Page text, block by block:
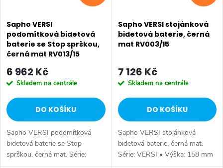
Sapho VERSI
podomítková bidetová
baterie se Stop sprškou,
černá mat RV013/15
6 962 Kč
Skladem na centrále
DO KOŠÍKU
Sapho VERSI podomítková
bidetová baterie se Stop
sprškou, černá mat. Série:
VERSI • Šířka: 114 mm •
Sapho VERSI stojánková
bidetová baterie, černá
mat RV003/15
7 126 Kč
Skladem na centrále
DO KOŠÍKU
Sapho VERSI stojánková
bidetová baterie, černá mat.
Série: VERSI • Výška: 158 mm
• Barva: Černá mat • Materiál: